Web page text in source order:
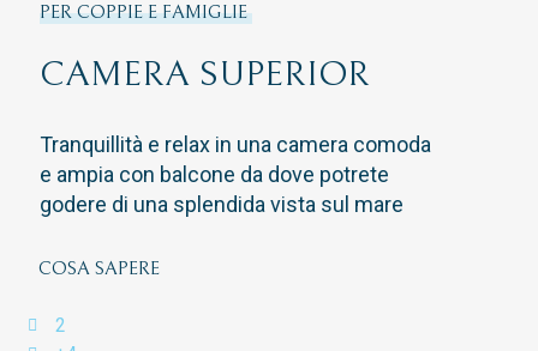
PER COPPIE E FAMIGLIE
CAMERA SUPERIOR
Tranquillità e relax in una camera comoda
e ampia con balcone da dove potrete
godere di una splendida vista sul mare
COSA SAPERE
2